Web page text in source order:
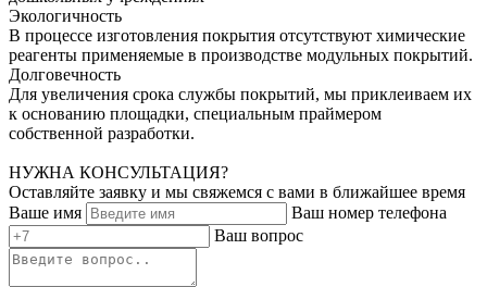
Экологичность
В процессе изготовления покрытия отсутствуют химические
реагенты применяемые в производстве модульных покрытий.
Долговечность
Для увеличения срока службы покрытий, мы приклеиваем их
к основанию площадки, специальным праймером
собственной разработки.
НУЖНА КОНСУЛЬТАЦИЯ?
Оставляйте заявку и мы свяжемся с вами в ближайшее время
Ваше имя
Ваш номер телефона
Ваш вопрос